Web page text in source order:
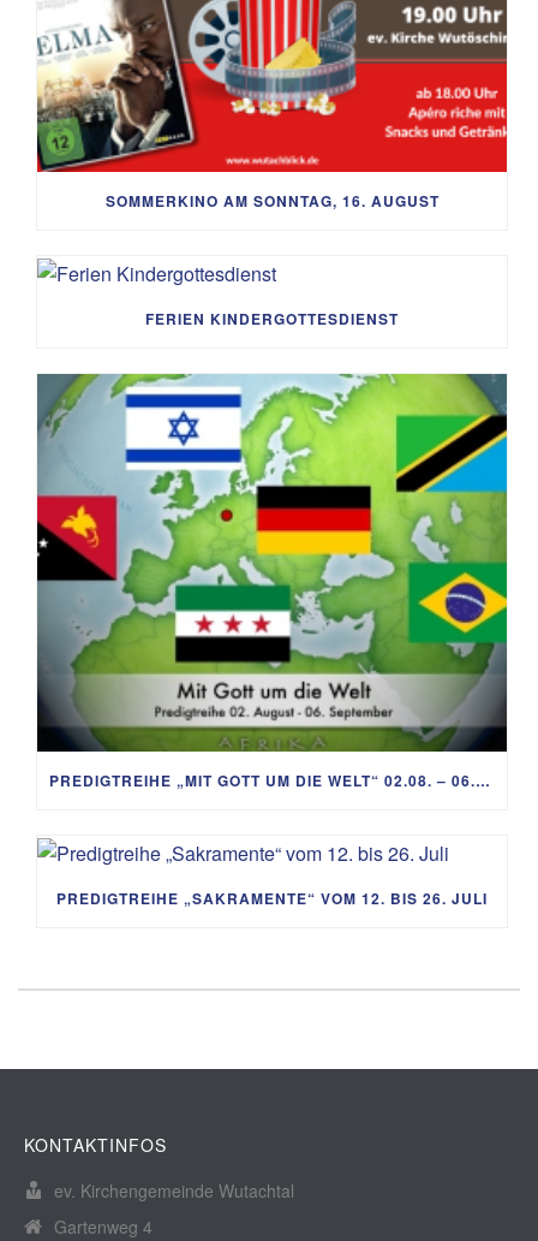
SOMMERKINO AM SONNTAG, 16. AUGUST
FERIEN KINDERGOTTESDIENST
PREDIGTREIHE „MIT GOTT UM DIE WELT“ 02.08. – 06.09.
PREDIGTREIHE „SAKRAMENTE“ VOM 12. BIS 26. JULI
KONTAKTINFOS
ev. Kirchengemeinde Wutachtal
Gartenweg 4